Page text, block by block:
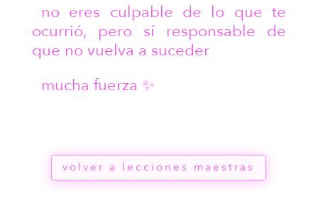
no eres culpable de lo que te
ocurrió, pero sí responsable de
que no vuelva a suceder
mucha fuerza ✨
volver a lecciones maestras